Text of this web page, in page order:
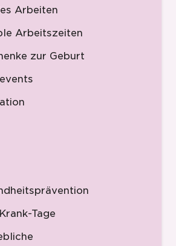
Arbeiten
Arbeitszeiten
zur Geburt
Tage